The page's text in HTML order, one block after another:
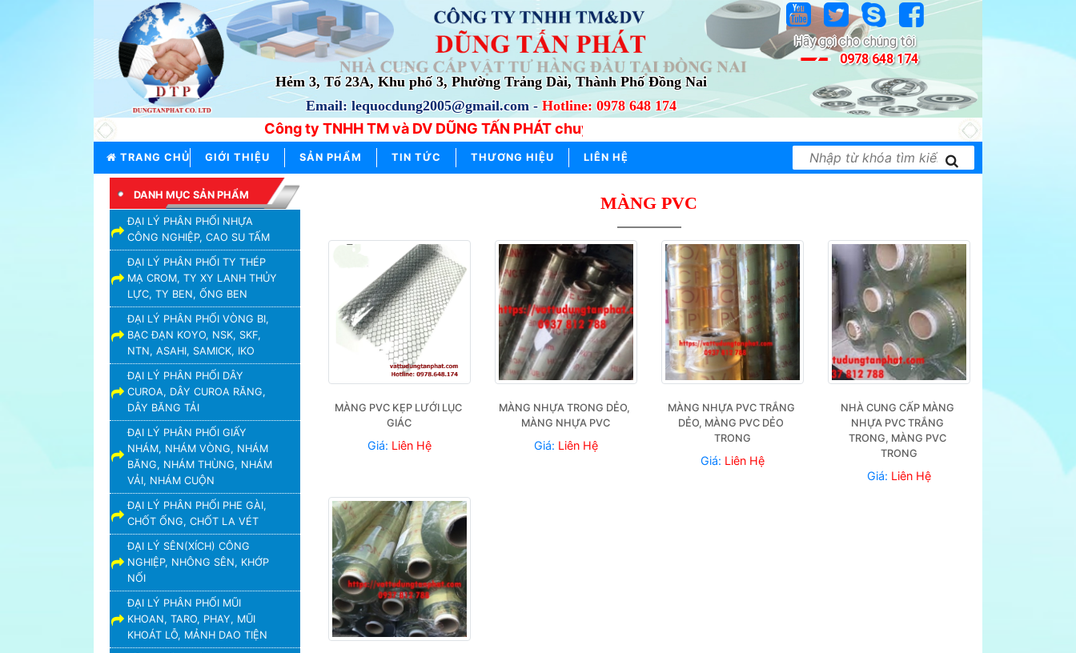
Hẻm 3, Tổ 23A, Khu phố 3, Phường Trảng Dài, Thành Phố Đồng Nai
Email: lequocdung2005@gmail.com -Hotline: 0978 648 174
Hãy gọi cho chúng tôi
0978 648 174
Công ty TNHH TM và DV DŨNG TẤN PHÁT chuyên cung cấp, phân phối thiết bị công nghiệp của nhiều hãng nổi tiếng
TRANG CHỦ GIỚI THIỆU SẢN PHẨM TIN TỨC THƯƠNG HIỆU LIÊN HỆ
DANH MỤC SẢN PHẨM
ĐẠI LÝ PHÂN PHỐI NHỰA
CÔNG NGHIỆP, CAO SU TẤM
ĐẠI LÝ PHÂN PHỐI TY THÉP
MẠ CROM, TY XY LANH THỦY
LỰC, TY BEN, ỐNG BEN
ĐẠI LÝ PHÂN PHỐI VÒNG BI,
BẠC ĐẠN KOYO, NSK, SKF,
NTN, ASAHI, SAMICK, IKO
ĐẠI LÝ PHÂN PHỐI DÂY
CUROA, DÂY CUROA RĂNG,
DÂY BĂNG TẢI
ĐẠI LÝ PHÂN PHỐI GIẤY
NHÁM, NHÁM VÒNG, NHÁM
BĂNG, NHÁM THÙNG, NHÁM
VẢI, NHÁM CUỘN
ĐẠI LÝ PHÂN PHỐI PHE GÀI,
CHỐT ỐNG, CHỐT LA VÉT
ĐẠI LÝ SÊN(XÍCH) CÔNG
NGHIỆP, NHÔNG SÊN, KHỚP
NỐI
ĐẠI LÝ PHÂN PHỐI MŨI
KHOAN, TARO, PHAY, MŨI
KHOÁT LỖ, MẢNH DAO TIỆN
MÀNG PVC
MÀNG PVC KẸP LƯỚI LỤC
GIÁC
Giá: Liên Hệ
MÀNG NHỰA TRONG DẺO,
MÀNG NHỰA PVC
Giá: Liên Hệ
MÀNG NHỰA PVC TRẮNG
DẺO, MÀNG PVC DẺO
TRONG
Giá: Liên Hệ
NHÀ CUNG CẤP MÀNG
NHỰA PVC TRẮNG
TRONG, MÀNG PVC
TRONG
Giá: Liên Hệ